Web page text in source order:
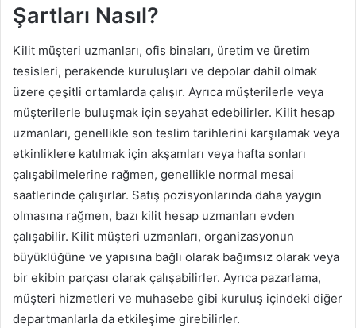
Şartları Nasıl?
Kilit müşteri uzmanları, ofis binaları, üretim ve üretim
tesisleri, perakende kuruluşları ve depolar dahil olmak
üzere çeşitli ortamlarda çalışır. Ayrıca müşterilerle veya
müşterilerle buluşmak için seyahat edebilirler. Kilit hesap
uzmanları, genellikle son teslim tarihlerini karşılamak veya
etkinliklere katılmak için akşamları veya hafta sonları
çalışabilmelerine rağmen, genellikle normal mesai
saatlerinde çalışırlar. Satış pozisyonlarında daha yaygın
olmasına rağmen, bazı kilit hesap uzmanları evden
çalışabilir. Kilit müşteri uzmanları, organizasyonun
büyüklüğüne ve yapısına bağlı olarak bağımsız olarak veya
bir ekibin parçası olarak çalışabilirler. Ayrıca pazarlama,
müşteri hizmetleri ve muhasebe gibi kuruluş içindeki diğer
departmanlarla da etkileşime girebilirler.